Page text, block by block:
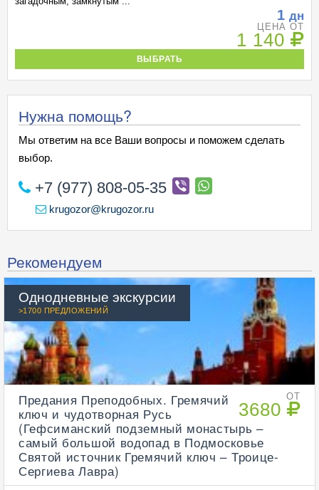
1 дн
ЦЕНА ОТ
1 140
ВЫБРАТЬ
Нужна помощь?
Мы ответим на все Ваши вопросы и поможем сделать
выбор.
+7 (977) 808-05-35
krugozor@krugozor.ru
Рекомендуем
Однодневные экскурсии
>1700 ПРЕДЛОЖЕНИЙ
ОТ
3680
Предания Преподобных. Гремячий
ключ и чудотворная Русь
(Гефсиманский подземный монастырь –
самый большой водопад в Подмосковье
Святой источник Гремячий ключ – Троице-
Сергиева Лавра)